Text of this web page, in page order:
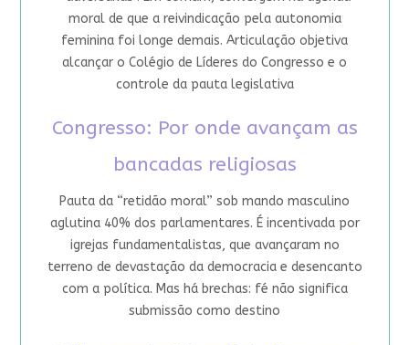
moral de que a reivindicação pela autonomia
feminina foi longe demais. Articulação objetiva
alcançar o Colégio de Líderes do Congresso e o
controle da pauta legislativa
Congresso: Por onde avançam as
bancadas religiosas
Pauta da “retidão moral” sob mando masculino
aglutina 40% dos parlamentares. É incentivada por
igrejas fundamentalistas, que avançaram no
terreno de devastação da democracia e desencanto
com a política. Mas há brechas: fé não significa
submissão como destino